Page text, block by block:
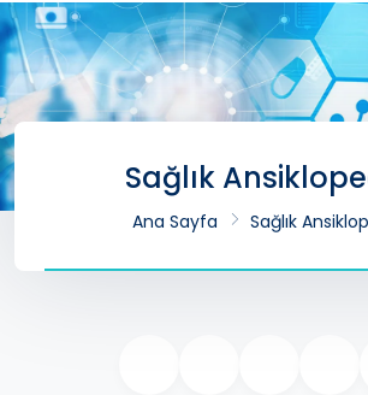
Sağlık
Ana Sayfa Sağlık